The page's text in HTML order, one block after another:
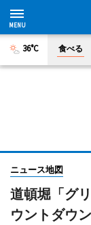
36°C 食べる
ニュース地図
道頓堀「グ
ウントダウ